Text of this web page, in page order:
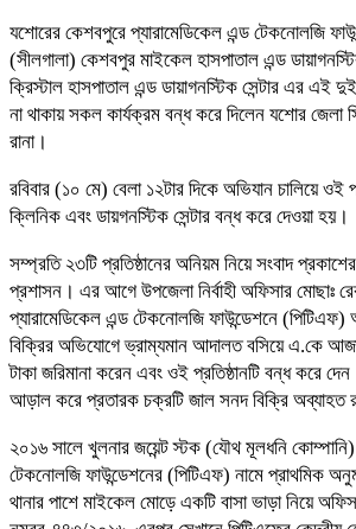
যশোরের কেশবপুরে প্যারামেডিকেল এন্ড টেকনোলজি
(সীলগালা) কেশবপুর মাইকেল হাসপাতাল এন্ড
ক্রিস্টাল হাসপাতাল এন্ড ডায়াগনস্টিক সেন্টার এর এই
না থাকায় সকল কার্যক্রম বন্ধ করে দিলেন যশোর জেলা
রানা।
রবিবার (১০ মে) বেলা ১২টার দিকে অভিযান চালিয়ে ওই
ক্লিনিক এবং ডায়গনস্টিক সেন্টার বন্ধ করে দেওয়া হয়।
সম্প্রতি ২৩টি প্রতিষ্ঠানের অনিয়ম নিয়ে সংবাদ
প্রশাসন। এর আগে উপজেলা নির্বাহী অফিসার মোছাঃ
প্যারামেডিকেল এন্ড টেকনোলজি ফাউন্ডেশনে (পিটিএফ)
বিক্রির অভিযোগে ভ্রাম্যমান আদালত বসিয়ে এ.কে
টাকা জরিমানা করেন এবং ওই প্রতিষ্ঠানটি বন্ধ করে
আড়াল করে প্রতারক চক্রটি জাল সনদ বিক্রি অব্যাহত
২০১৬ সালে খুলনার জয়েন্ট স্টক (যৌথ মূলধনি কোম্পানি)
টেকনোলজি ফাউন্ডেশনের (পিটিএফ) নামে প্রাথমিক
থানার পাশে মাইকেল মোড়ে একটি বাসা ভাড়া নিয়ে